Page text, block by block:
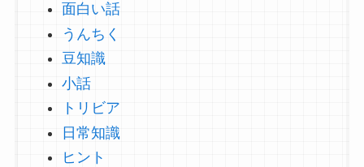
面白い話
うんちく
豆知識
小話
トリビア
日常知識
ヒント